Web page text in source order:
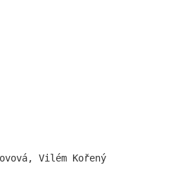
Vilém Kořený